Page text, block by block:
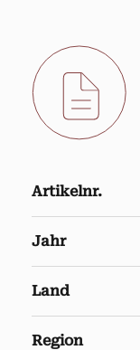
Artikelnr.
Jahr
Land
Region